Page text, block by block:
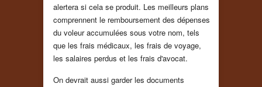
alertera si cela se produit. Les meilleurs plans
comprennent le remboursement des dépenses
du voleur accumulées sous votre nom, tels
que les frais médicaux, les frais de voyage,
les salaires perdus et les frais d'avocat.
On devrait aussi garder les documents